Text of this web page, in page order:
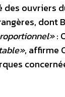
des
dont
:
, affirme